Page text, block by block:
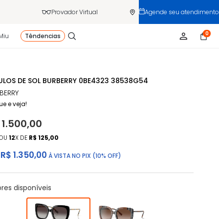
Provador Virtual Agende seu atendimento
Têndencias 0
DE SOL BURBERRY 0BE4323 38538G54
e veja!
R$ 1.350,00 À VISTA NO PIX (10% OFF)
1.500,00
12X DE R$ 125,00
disponíveis